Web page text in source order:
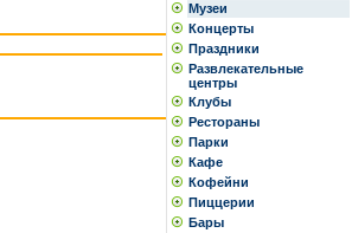
Музеи
Концерты
Праздники
Развлекательные
центры
Клубы
Рестораны
Парки
Кафе
Кофейни
Пиццерии
Бары